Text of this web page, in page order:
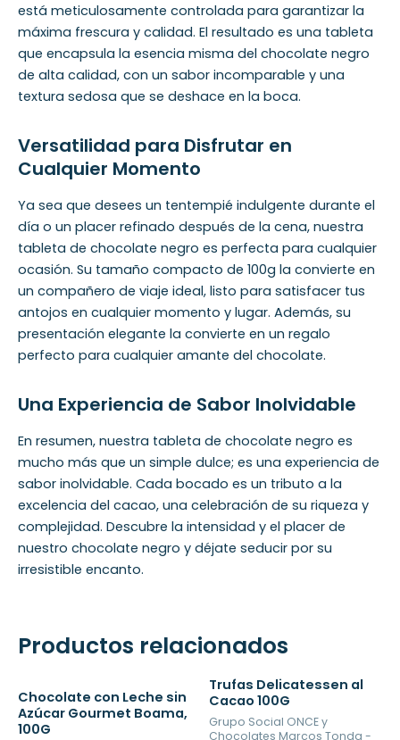
está meticulosamente controlada para garantizar la
máxima frescura y calidad. El resultado es una tableta
que encapsula la esencia misma del chocolate negro
de alta calidad, con un sabor incomparable y una
textura sedosa que se deshace en la boca.
Versatilidad para Disfrutar en
Cualquier Momento
Ya sea que desees un tentempié indulgente durante el
día o un placer refinado después de la cena, nuestra
tableta de chocolate negro es perfecta para cualquier
ocasión. Su tamaño compacto de 100g la convierte en
un compañero de viaje ideal, listo para satisfacer tus
antojos en cualquier momento y lugar. Además, su
presentación elegante la convierte en un regalo
perfecto para cualquier amante del chocolate.
Una Experiencia de Sabor Inolvidable
En resumen, nuestra tableta de chocolate negro es
mucho más que un simple dulce; es una experiencia de
sabor inolvidable. Cada bocado es un tributo a la
excelencia del cacao, una celebración de su riqueza y
complejidad. Descubre la intensidad y el placer de
nuestro chocolate negro y déjate seducir por su
irresistible encanto.
Productos relacionados
Chocolate con Leche sin
Azúcar Gourmet Boama,
100G
Trufas Delicatessen al
Cacao 100G
Grupo Social ONCE y
Chocolates Marcos Tonda -